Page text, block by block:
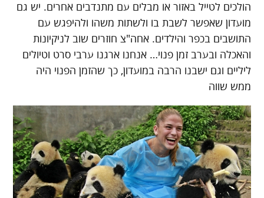
הולכים לטייל באזור או מבלים עם מתנדבים אחרים. יש גם
מועדון שאפשר לשבת בו ולשתות משהו ולהיפגש עם
התושבים בכפר והילדים. אחה"צ חוזרים שוב לניקיונות
והאכלה ובערב זמן פנוי… אנחנו ארגנו ערבי סרט וטיולים
ליליים וגם ישבנו הרבה במועדון, כך שהזמן הפנוי היה
ממש שווה